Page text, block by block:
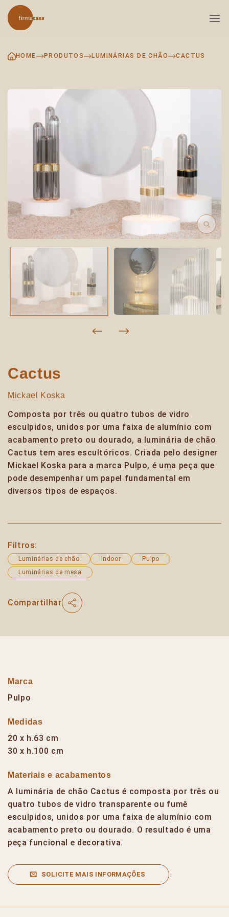
Skip
to
content
HOME PRODUTOS LUMINÁRIAS DE CHÃO CACTUS
Cactus
Mickael Koska
Composta por três ou quatro tubos de vidro
esculpidos, unidos por uma faixa de alumínio com
acabamento preto ou dourado, a luminária de chão
Cactus tem ares escultóricos. Criada pelo designer
Mickael Koska para a marca Pulpo, é uma peça que
pode desempenhar um papel fundamental em
diversos tipos de espaços.
Filtros:
Luminárias de chão Indoor
Pulpo
Luminárias de mesa
Compartilhar
Marca
Pulpo
Medidas
20 x h.63 cm
30 x h.100 cm
Materiais e acabamentos
A luminária de chão Cactus é composta por três ou
quatro tubos de vidro transparente ou fumê
esculpidos, unidos por uma faixa de alumínio com
acabamento preto ou dourado. O resultado é uma
peça funcional e decorativa.
SOLICITE MAIS INFORMAÇÕES